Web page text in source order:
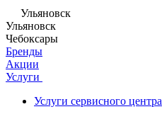
Ульяновск
Ульяновск
Чебоксары
Бренды
Акции
Услуги
Услуги сервисного центра